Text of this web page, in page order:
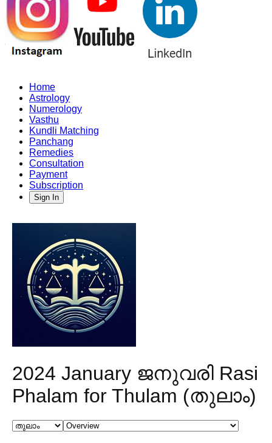
Home
Astrology
Numerology
Vasthu
Kundli Matching
Panchang
Remedies
Consultation
Payment
Subscription
Sign In
2024 January ജനുവരി Rasi
Phalam for Thulam (തുലാം)